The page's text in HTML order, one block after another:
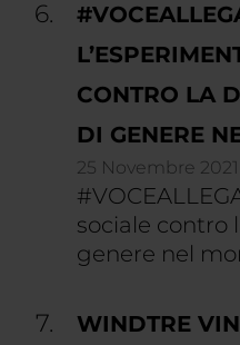
CONTRO LA
DI GENERE
25 Novembre 2021
sociale contro
genere nel
WINDTRE